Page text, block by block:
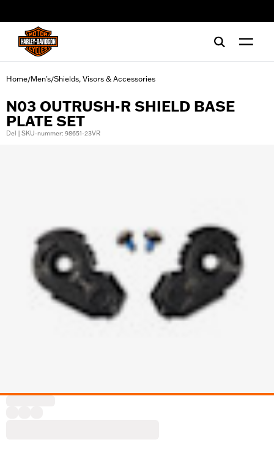
Home/Men's/Shields, Visors & Accessories
N03 OUTRUSH-R SHIELD BASE
PLATE SET
Del | SKU-nummer: 98651-23VR